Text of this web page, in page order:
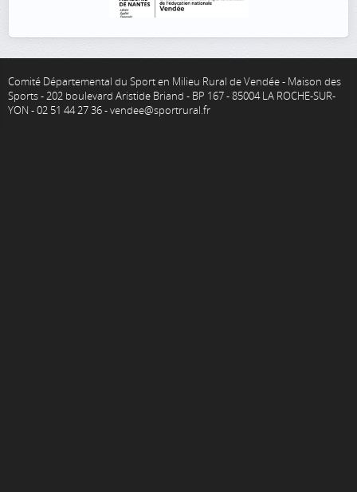
Comité Départemental du Sport en Milieu Rural de Vendée - Maison des
Sports - 202 boulevard Aristide Briand - BP 167 - 85004 LA ROCHE-SUR-
YON - 02 51 44 27 36 - vendee@sportrural.fr